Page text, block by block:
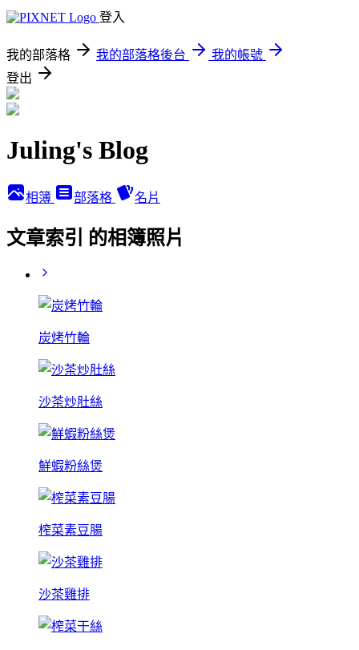
登入
我的部落格 我的部落格後台
我的帳號
登出
Juling's Blog
相簿 部落格 名片
文章索引 的相簿照片
炭烤竹輪
沙茶炒肚絲
鮮蝦粉絲煲
榨菜素豆腸
沙茶雞排